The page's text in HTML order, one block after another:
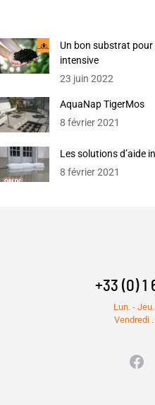
Un bon substrat
intensive
23 juin 2022
AquaNap TigerMos
8 février 2021
Les solutions d’aide
8 février 2021
+33 (0) 1
Lun. -
Vendredi